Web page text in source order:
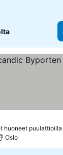
huoneet puulattioilla
Oslo